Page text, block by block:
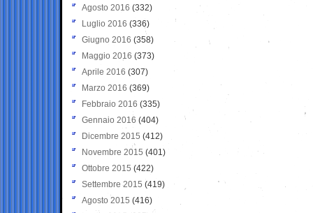
Agosto 2016 (332)
Luglio 2016 (336)
Giugno 2016 (358)
Maggio 2016 (373)
Aprile 2016 (307)
Marzo 2016 (369)
Febbraio 2016 (335)
Gennaio 2016 (404)
Dicembre 2015 (412)
Novembre 2015 (401)
Ottobre 2015 (422)
Settembre 2015 (419)
Agosto 2015 (416)